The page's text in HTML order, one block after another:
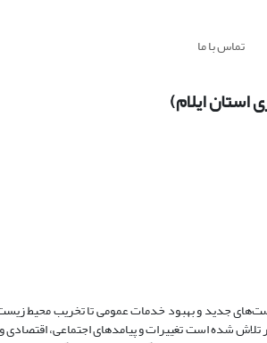
تماس با ما
استان ایلام)
جدید و بهبود خدمات عمومی تا تخریب محیط
تلاش شده است تغییرات و پیامد‌های اجتماعی،